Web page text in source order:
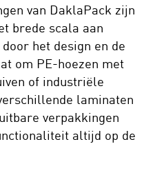
van DaklaPack zijn
brede scala aan
het design en de
om PE-hoezen met
of industriële
laminaten
verpakkingen
altijd op de